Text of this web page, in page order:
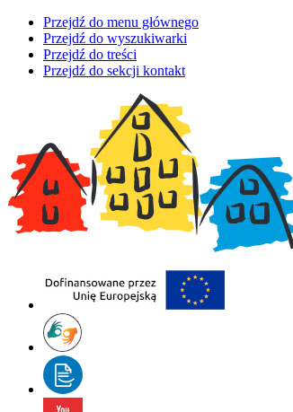
Przejdź do menu głównego
Przejdź do wyszukiwarki
Przejdź do treści
Przejdź do sekcji kontakt